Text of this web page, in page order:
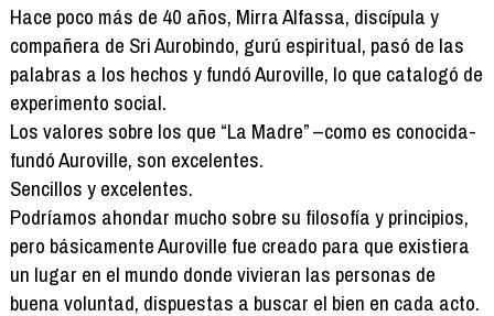
Hace poco más de 40 años, Mirra Alfassa, discípula y
compañera de Sri Aurobindo, gurú espiritual, pasó de las
palabras a los hechos y fundó Auroville, lo que catalogó de
experimento social.
Los valores sobre los que “La Madre” –como es conocida-
fundó Auroville, son excelentes.
Sencillos y excelentes.
Podríamos ahondar mucho sobre su filosofía y principios,
pero básicamente Auroville fue creado para que existiera
un lugar en el mundo donde vivieran las personas de
buena voluntad, dispuestas a buscar el bien en cada acto.